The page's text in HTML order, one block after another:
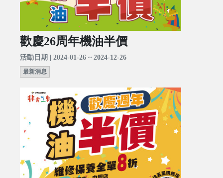
歡慶26周年機油半價
活動日期 | 2024-01-26 ~ 2024-12-26
最新消息